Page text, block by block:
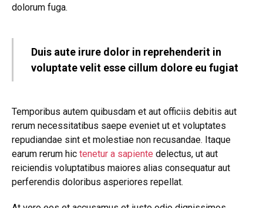
dolorum fuga.
Duis aute irure dolor in reprehenderit in
voluptate velit esse cillum dolore eu fugiat
Temporibus autem quibusdam et aut officiis debitis aut
rerum necessitatibus saepe eveniet ut et voluptates
repudiandae sint et molestiae non recusandae. Itaque
earum rerum hic tenetur a sapiente delectus, ut aut
reiciendis voluptatibus maiores alias consequatur aut
perferendis doloribus asperiores repellat.